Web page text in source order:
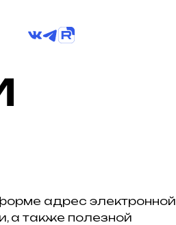
адрес электронной
а также полезной